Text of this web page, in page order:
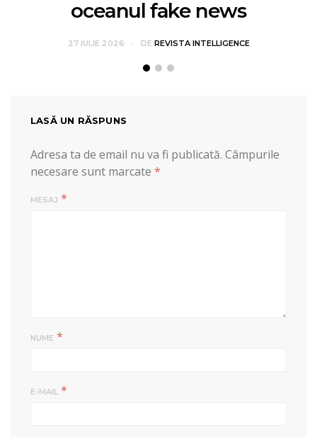
oceanul fake news
27 IULIE 2026 DE REVISTA INTELLIGENCE
LASĂ UN RĂSPUNS
Adresa ta de email nu va fi publicată. Câmpurile
necesare sunt marcate *
MESAJ *
NUME *
E-MAIL *